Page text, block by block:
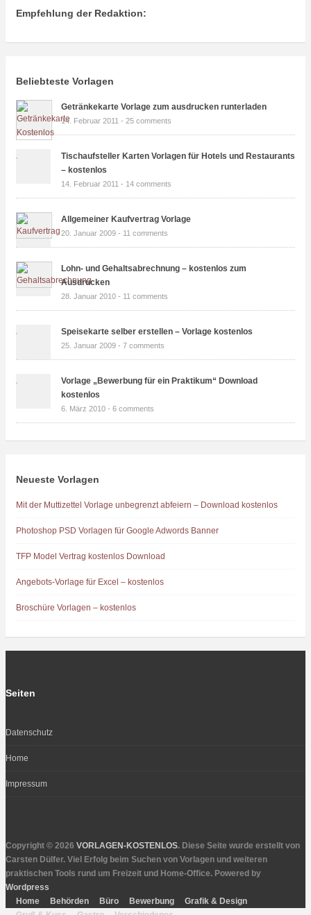
Empfehlung der Redaktion:
Beliebteste Vorlagen
Getränkekarte Vorlage zum ausdrucken runterladen
14. Februar 2011 - 25 comments
Tischaufsteller Karten Vorlagen für Hotels und Restaurants
– kostenlos
14. Februar 2011 - 14 comments
Allgemeiner Kaufvertrag Vorlage
20. Januar 2009 - 11 comments
Lohn- und Gehaltsabrechnung – kostenlos zum
Ausdrucken
28. Januar 2010 - 11 comments
Speisekarte selber erstellen – Vorlage kostenlos
25. Januar 2009 - 7 comments
Vorlage „Bewerbung für ein Praktikum“ Download
kostenlos
6. März 2010 - 6 comments
Neueste Vorlagen
Mit der Muttizettel Vorlage unbegrenzt abfeiern – Download kostenlos
Photoshop PSD Vorlagen für Google Adwords Banner
TFP Model Vertrag kostenlos Download
Angebots-Vorlage für Excel – kostenlos
Broschüre Vorlagen – kostenlos
Seiten
Datenschutz
Home
Impressum
Copyright © 2026 VORLAGEN-KOSTENLOS. Diese Seite wurde erstellt von
Carsten Dülfer. Viel Erfolg beim Suchen von Vorlagen und weiteren
praktischen Tools rund um Freizeit und Home-Office. Powered by
Wordpress
Home
Behörden Büro Bewerbung
Grafik & Design